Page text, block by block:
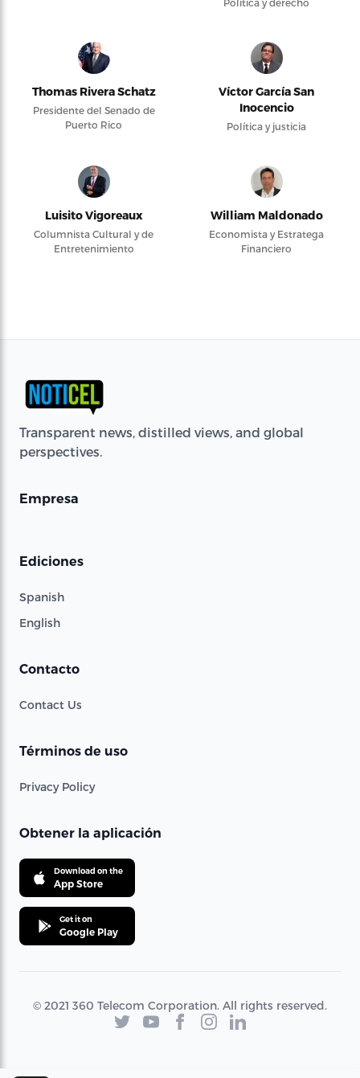
Política y derecho
Thomas Rivera Schatz
Presidente del Senado de
Puerto Rico
Víctor García San
Inocencio
Política y justicia
Luisito Vigoreaux
Columnista Cultural y de
Entretenimiento
William Maldonado
Economista y Estratega
Financiero
Transparent news, distilled views, and global
perspectives.
Empresa
Ediciones
Spanish
English
Contacto
Contact Us
Términos de uso
Privacy Policy
Obtener la aplicación
Download on the
App Store
Get it on
Google Play
© 2021 360 Telecom Corporation. All rights reserved.